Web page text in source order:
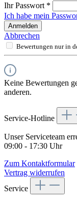
Ihr Passwort *
Ich habe mein
Anmelden
Abbrechen
Bewertungen nur in
Keine Bewertungen
anderen.
Service-Hotline
Unser Serviceteam
09:00 - 17:30 Uhr
Zum Kontaktformular
Vertrag widerrufen
Service